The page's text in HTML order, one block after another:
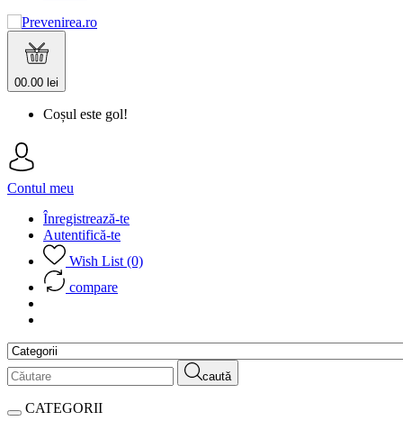
00.00 lei
Coșul este gol!
Contul meu
Înregistrează-te
Autentifică-te
Wish List (0)
compare
caută
CATEGORII